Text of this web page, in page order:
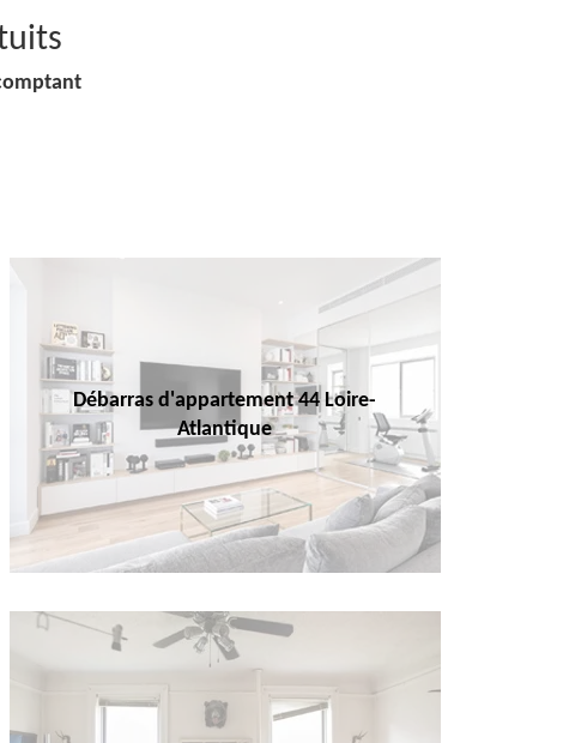
Débarras d'appartement 44 Loire-
Atlantique